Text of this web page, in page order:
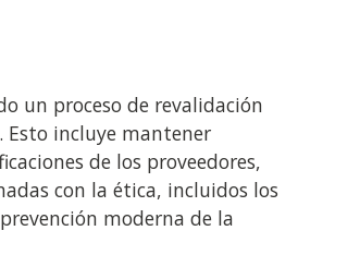
un proceso de revalidación
Esto incluye mantener
de los proveedores,
con la ética, incluidos los
moderna de la